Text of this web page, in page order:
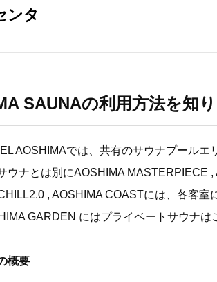
SAUNAの利用方法を知
AOSHIMAでは、共有のサウナプールエ
ウナとは別にAOSHIMA MASTERPIECE
, AOSHIMA COASTには、各客室
GARDEN にはプライベートサウナは
概要